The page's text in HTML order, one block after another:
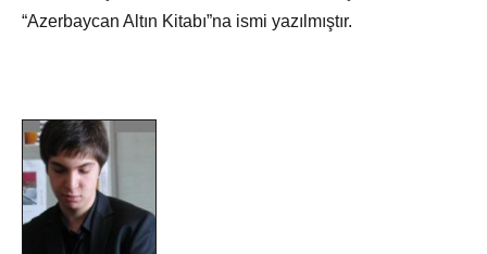
“Azerbaycan Altın Kitabı”na ismi yazılmıştır.